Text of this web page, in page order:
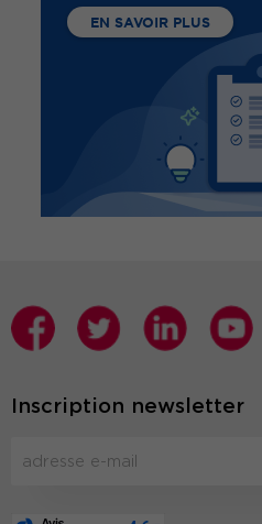
EN SAVOIR PLUS
Inscription newsletter